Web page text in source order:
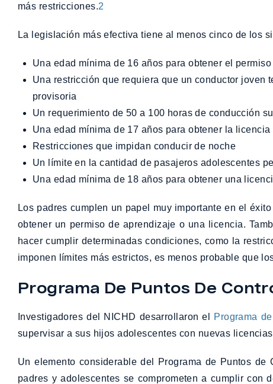
más restricciones.2
La legislación más efectiva tiene al menos cinco de los
Una edad mínima de 16 años para obtener el
Una restricción que requiera que un conductor joven tenga un permiso de aprendizaje durante al menos seis meses antes de poder solicitar una licencia
provisoria
Un requerimiento de 50 a 100 horas de conducción
Una edad mínima de 17 años para obtener la
Restricciones que impidan conducir de noche
Un límite en la cantidad de pasajeros adolescentes
Una edad mínima de 18 años para obtener una
Los padres cumplen un papel muy importante en el
obtener un permiso de aprendizaje o una licencia.
hacer cumplir determinadas condiciones, como la
imponen límites más estrictos, es menos probable que
Programa De Puntos De
Investigadores del NICHD desarrollaron el Programa
supervisar a sus hijos adolescentes con nuevas
Un elemento considerable del Programa de Puntos
padres y adolescentes se comprometen a cumplir